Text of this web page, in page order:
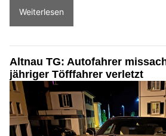
Weiterlesen
Altnau TG: Autofahrer
jähriger Töfffahrer verletzt